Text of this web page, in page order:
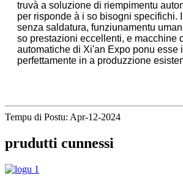
truvà a soluzione di riempimentu
per risponde à i so bisogni specifichi.
senza saldatura, funziunamentu
so prestazioni eccellenti, e macchine
automatiche di Xi'an Expo ponu esse
perfettamente in a produzzione
Tempu di Postu: Apr-12-2024
prudutti cunnessi